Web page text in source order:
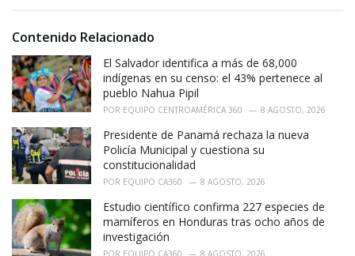
i
s
:
Contenido Relacionado
El Salvador identifica a más de 68,000
indígenas en su censo: el 43% pertenece al
pueblo Nahua Pipil
POR EQUIPO CENTROAMÉRICA 360 8 AGOSTO, 2026
Presidente de Panamá rechaza la nueva
Policía Municipal y cuestiona su
constitucionalidad
POR EQUIPO CA360 8 AGOSTO, 2026
Estudio científico confirma 227 especies de
mamíferos en Honduras tras ocho años de
investigación